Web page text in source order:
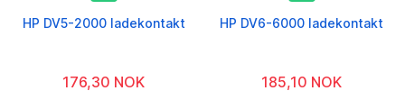
HP DV5-2000 ladekontakt
176,30 NOK
HP DV6-6000 ladekontakt
185,10 NOK